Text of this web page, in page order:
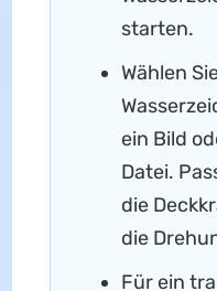
starten.
Wählen
ein Bild
Datei.
die
die
Für ein